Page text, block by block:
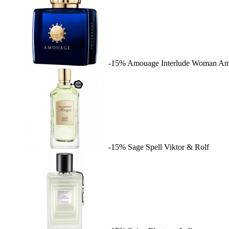
-15% Amouage Interlude Woman
-15% Sage Spell Viktor & Rolf